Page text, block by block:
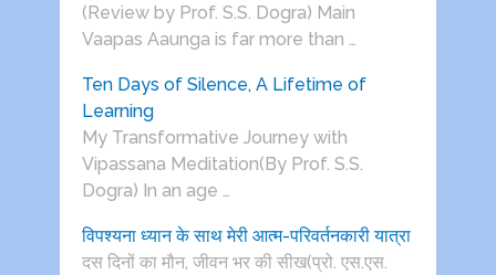
(Review by Prof. S.S. Dogra) Main
Vaapas Aaunga is far more than …
Ten Days of Silence, A Lifetime of
Learning
My Transformative Journey with
Vipassana Meditation(By Prof. S.S.
Dogra) In an age …
विपश्यना ध्यान के साथ मेरी आत्म-परिवर्तनकारी यात्रा
दस दिनों का मौन, जीवन भर की सीख(प्रो. एस.एस.